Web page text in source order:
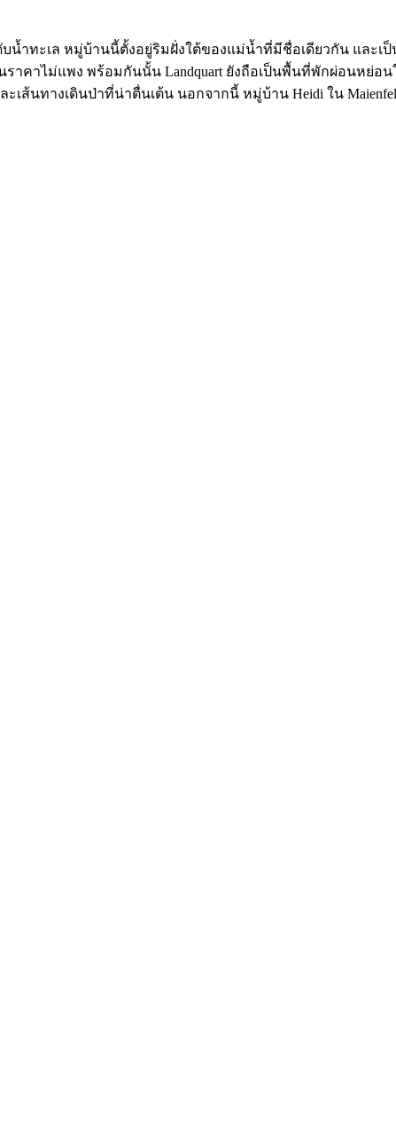
ะดับน้ำทะเล หมู่บ้านนี้ตั้งอยู่ริมฝั่งใต้ของแม่น้ำที่มีชื่อเดียวกัน แ
นราคาไม่แพง พร้อมกันนั้น Landquart ยังถือเป็นพื้นที่พักผ่อนห
ส้นทางเดินป่าที่น่าตื่นเต้น นอกจากนี้ หมู่บ้าน Heidi ใน